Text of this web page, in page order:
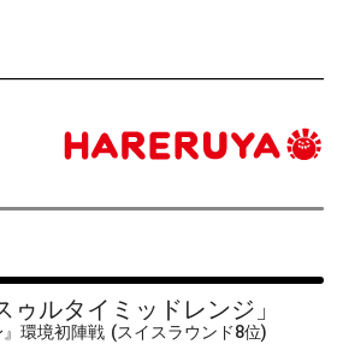
ゥルタイミッドレンジ」
』環境初陣戦 (スイスラウンド8位)